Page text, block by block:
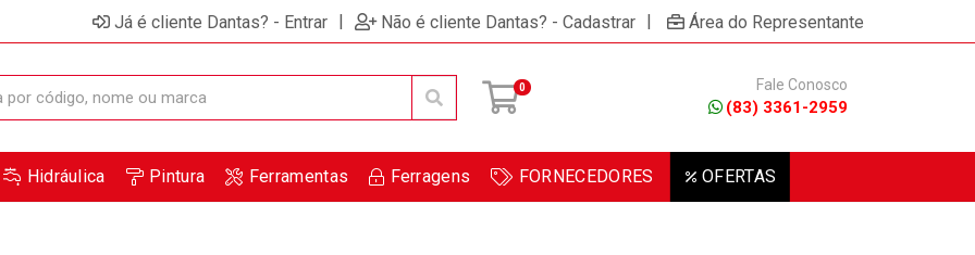
Já é cliente Dantas? - Entrar | Não é cliente Dantas? - Cadastrar | Área do Representante
0 Fale Conosco
(83) 3361-2959
Hidráulica Pintura Ferramentas Ferragens FORNECEDORES OFERTAS